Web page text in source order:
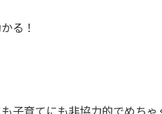
る！
子育てにも非協力的でめち